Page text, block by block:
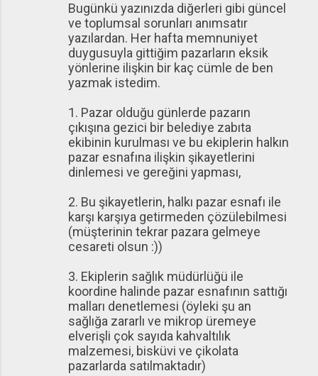
Bugünkü yazınızda diğerleri gibi güncel
ve toplumsal sorunları anımsatır
yazılardan. Her hafta memnuniyet
duygusuyla gittiğim pazarların eksik
yönlerine ilişkin bir kaç cümle de ben
yazmak istedim.
1. Pazar olduğu günlerde pazarın
çıkışına gezici bir belediye zabıta
ekibinin kurulması ve bu ekiplerin halkın
pazar esnafına ilişkin şikayetlerini
dinlemesi ve gereğini yapması,
2. Bu şikayetlerin, halkı pazar esnafı ile
karşı karşıya getirmeden çözülebilmesi
(müşterinin tekrar pazara gelmeye
cesareti olsun :))
3. Ekiplerin sağlık müdürlüğü ile
koordine halinde pazar esnafının sattığı
malları denetlemesi (öyleki şu an
sağlığa zararlı ve mikrop üremeye
elverişli çok sayıda kahvaltılık
malzemesi, bisküvi ve çikolata
pazarlarda satılmaktadır)